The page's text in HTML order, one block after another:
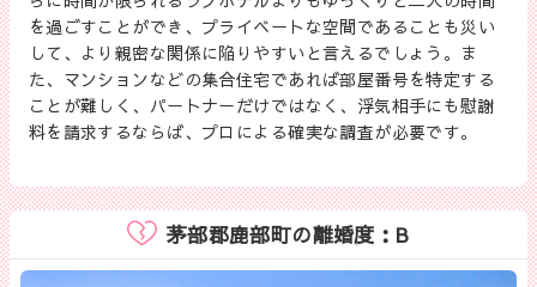
を過ごすことができ、プライベートな空間であることも災い
して、より親密な関係に陥りやすいと言えるでしょう。ま
た、マンションなどの集合住宅であれば部屋番号を特定する
ことが難しく、パートナーだけではなく、浮気相手にも慰謝
料を請求するならば、プロによる確実な調査が必要です。
茅部郡鹿部町の離婚度：B